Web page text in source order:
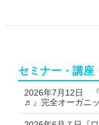
セミナー・講座
2026年7月12日 『
♬』完全オーガニ